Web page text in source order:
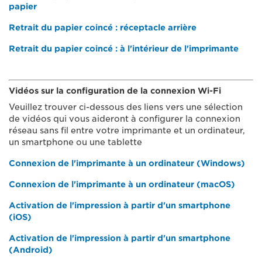
papier
Retrait du papier coincé : réceptacle arrière
Retrait du papier coincé : à l'intérieur de l'imprimante
Vidéos sur la configuration de la connexion Wi-Fi
Veuillez trouver ci-dessous des liens vers une sélection
de vidéos qui vous aideront à configurer la connexion
réseau sans fil entre votre imprimante et un ordinateur,
un smartphone ou une tablette
Connexion de l'imprimante à un ordinateur (Windows)
Connexion de l'imprimante à un ordinateur (macOS)
Activation de l'impression à partir d'un smartphone
(iOS)
Activation de l'impression à partir d'un smartphone
(Android)